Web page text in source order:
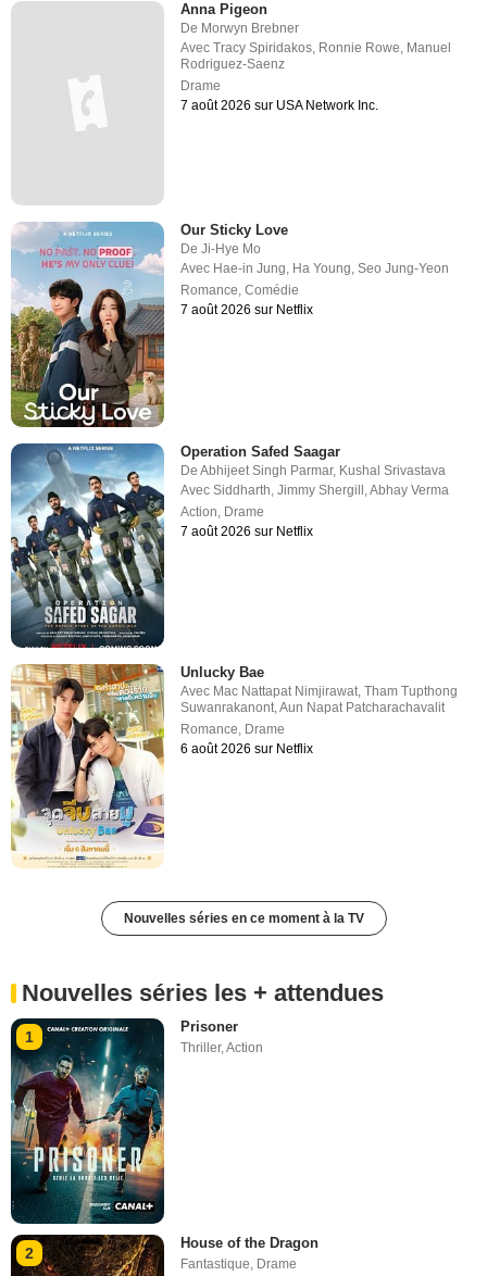
Anna Pigeon
De Morwyn Brebner
AvecTracy Spiridakos, Ronnie Rowe, Manuel
Rodriguez-Saenz
Drame
7 août 2026 sur USA Network Inc.
Our Sticky Love
DeJi-Hye Mo
Avec Hae-in Jung, Ha Young,Seo Jung-Yeon
Romance,Comédie
7 août 2026 sur Netflix
Operation Safed Saagar
DeAbhijeet Singh Parmar, Kushal Srivastava
AvecSiddharth ,Jimmy Shergill ,Abhay Verma
Action Drame
7 août 2026 sur Netflix
Unlucky Bae
Avec Mac Nattapat Nimjirawat,Tham Tupthong
Suwanrakanont,Aun Napat Patcharachavalit
Romance, Drame
6 août 2026 sur Netflix
Nouvelles séries en ce moment à la TV
Nouvelles séries les + attendues
1
Prisoner
Thriller,Action
2
House of the Dragon
Fantastique Drame